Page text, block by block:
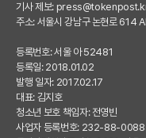
기사 제보:
주소: 서울시 강남구 논현로 614
등록번호: 서울 아 52481
등록일: 2018.01.02
발행 일자: 2017.02.17
대표: 김지호
청소년 보호 책임자: 전영빈
사업자 등록번호: 232-88-